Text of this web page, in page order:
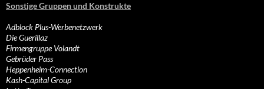
Sonstige Gruppen und Konstrukte
Adblock Plus-Werbenetzwerk
Die Guerillaz
Firmengruppe Volandt
Gebrüder Pass
Heppenheim-Connection
Kash-Capital Group